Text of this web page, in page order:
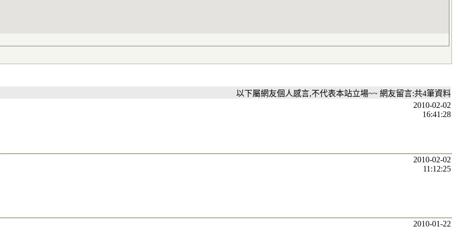
以下屬網友個人感言,不代表本站立場~~ 網友留言:共4筆資料
2010-02-02
16:41:28
2010-02-02
11:12:25
2010-01-22